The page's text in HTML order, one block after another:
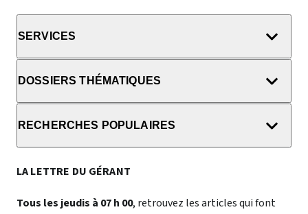
SERVICES
DOSSIERS THÉMATIQUES
RECHERCHES POPULAIRES
LA LETTRE DU GÉRANT
Tous les jeudis à 07 h 00, retrouvez les articles qui font